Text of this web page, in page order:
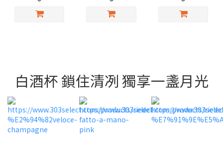
白酒杯 鎖住清冽 獨享一盞月光